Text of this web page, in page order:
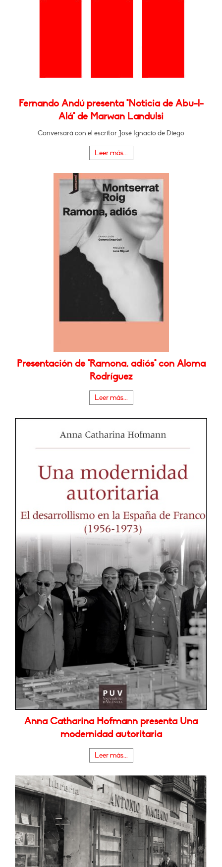
Fernando Andú presenta "Noticia de Abu-l-
Alá" de Marwan Landulsi
Conversará con el escritor José Ignacio de Diego
Leer más...
Presentación de "Ramona, adiós" con Aloma
Rodríguez
Leer más...
Anna Catharina Hofmann presenta Una
modernidad autoritaria
Leer más...